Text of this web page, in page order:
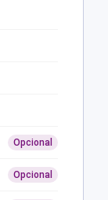
Opcional
Opcional